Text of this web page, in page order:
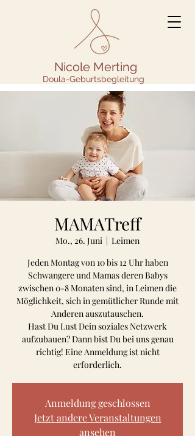
Nicole Merting
Doula-Geburtsbegleitung
MAMATreff
Mo., 26. Juni
  |
Leimen
Jeden Montag von 10 bis 12 Uhr haben
Schwangere und Mamas deren Babys
zwischen 0-8 Monaten sind, in Leimen die
Möglichkeit, sich in gemütlicher Runde mit
Anderen auszutauschen.
Hast Du Lust Dein soziales Netzwerk
aufzubauen? Dann bist Du bei uns genau
richtig! Eine Anmeldung ist nicht
erforderlich.
Anmeldung geschlossen
Jetzt andere Veranstaltungen
ansehen